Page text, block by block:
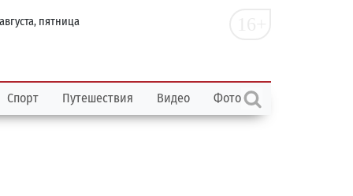
пятница
Спорт Путешествия Видео Фото